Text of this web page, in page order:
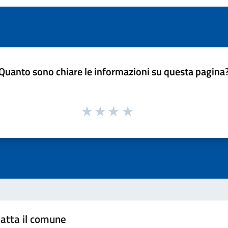
sono chiare le informazioni su questa
il comune